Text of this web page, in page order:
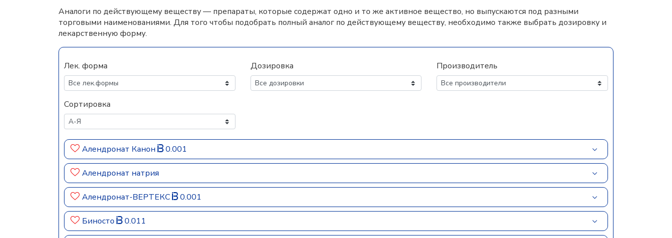
Аналоги по действующему веществу — препараты, которые содержат одно и то же активное вещество, но выпускаются под разными
торговыми наименованиями. Для того чтобы подобрать полный аналог по действующему веществу, необходимо также выбрать дозировку и
лекарственную форму.
Лек. форма Дозировка Производитель
Сортировка
Алендронат Канон 0.001
Алендронат натрия
Алендронат-ВЕРТЕКС 0.001
Биносто 0.011